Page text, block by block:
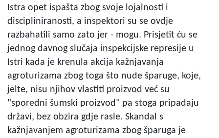
Istra opet ispašta zbog svoje lojalnosti i
discipliniranosti, a inspektori su se ovdje
razbahatili samo zato jer - mogu. Prisjetit ću se
jednog davnog slučaja inspekcijske represije u
Istri kada je krenula akcija kažnjavanja
agroturizama zbog toga što nude šparuge, koje,
jelte, nisu njihov vlastiti proizvod već su
"sporedni šumski proizvod" pa stoga pripadaju
državi, bez obzira gdje rasle. Skandal s
kažnjavanjem agroturizama zbog šparuga je